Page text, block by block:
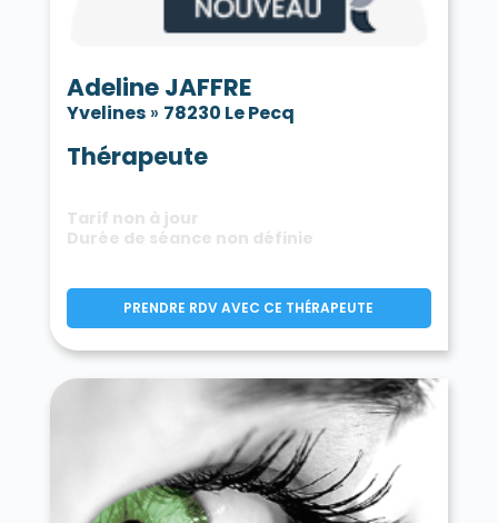
Adeline JAFFRE
Yvelines» 78230 Le Pecq
Thérapeute
Tarif non à jour
Durée de séance non définie
PRENDRE RDV AVEC CE THÉRAPEUTE